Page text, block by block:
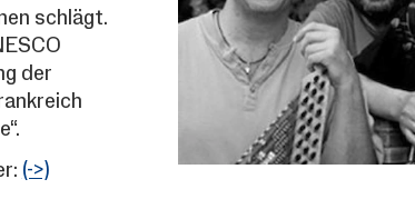
schlägt.
der
(->)